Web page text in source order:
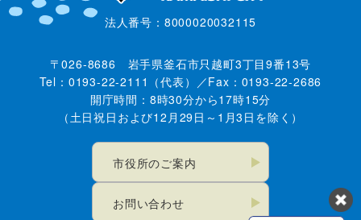
法人番号：8000020032115
〒026-8686 岩手県釜石市只越町3丁目9番13号
Tel：0193-22-2111（代表）／Fax：0193-22-2686
開庁時間：8時30分から17時15分
（土日祝日および12月29日～1月3日を除く）
市役所のご案内
お問い合わせ